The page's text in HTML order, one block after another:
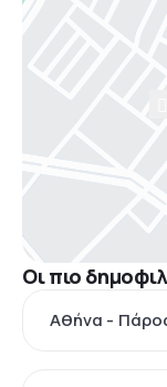
Οι πιο
Αθήνα -